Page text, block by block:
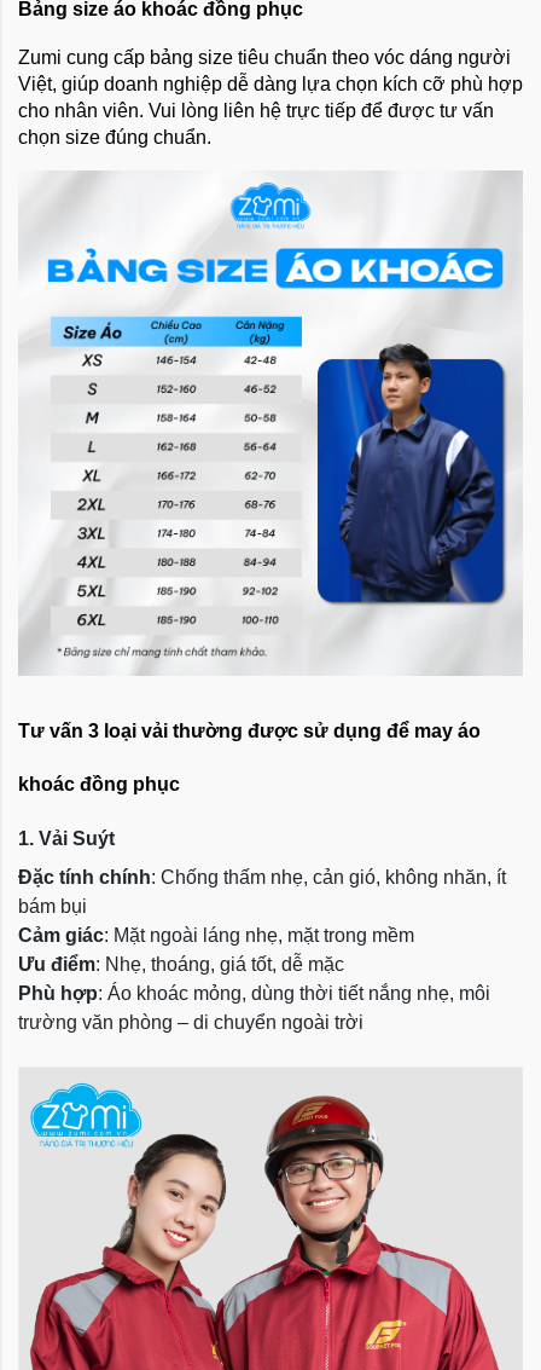
Bảng size áo khoác đồng phục
Zumi cung cấp bảng size tiêu chuẩn theo vóc dáng người
Việt, giúp doanh nghiệp dễ dàng lựa chọn kích cỡ phù hợp
cho nhân viên. Vui lòng liên hệ trực tiếp để được tư vấn
chọn size đúng chuẩn.
Tư vấn 3 loại vải thường được sử dụng để may áo
khoác đồng phục
1. Vải Suýt
Đặc tính chính: Chống thấm nhẹ, cản gió, không nhăn, ít
bám bụi
Cảm giác: Mặt ngoài láng nhẹ, mặt trong mềm
Ưu điểm: Nhẹ, thoáng, giá tốt, dễ mặc
Phù hợp: Áo khoác mỏng, dùng thời tiết nắng nhẹ, môi
trường văn phòng – di chuyển ngoài trời